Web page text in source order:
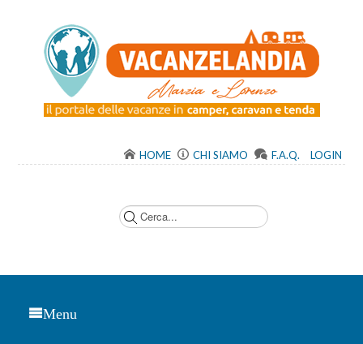
HOME CHI SIAMO F.A.Q. LOGIN
Menu